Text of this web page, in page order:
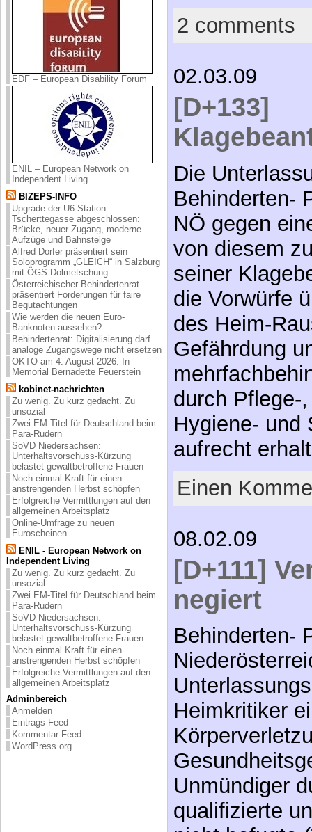
EDF – European Disability Forum
ENIL – European Network on
Independent Living
BIZEPS-INFO
Upgrade der U6-Station
Tscherttegasse abgeschlossen:
Brücke, neuer Zugang, moderne
Aufzüge und Bahnsteige
Alfred Dorfer präsentiert sein
Soloprogramm „GLEICH“ in Salzburg
mit ÖGS-Dolmetschung
Österreichischer Behindertenrat
präsentiert Forderungen für faire
Begutachtungen
Wie werden die neuen Euro-
Banknoten aussehen?
Behindertenrat: Digitalisierung darf
analoge Zugangswege nicht ersetzen
OKTO am 4. August 2026: In
Memorial Bernadette Feuerstein
kobinet-nachrichten
Zu wenig. Zu kurz gedacht. Zu
unsozial
Zwei EM-Titel für Deutschland beim
Para-Rudern
SoVD Niedersachsen:
Unterhaltsvorschuss-Kürzung
belastet gewaltbetroffene Frauen
Noch einmal Kraft für einen
anstrengenden Herbst schöpfen
Erfolgreiche Vermittlungen auf den
allgemeinen Arbeitsplatz
Online-Umfrage zu neuen
Euroscheinen
ENIL - European Network on
Independent Living
Zu wenig. Zu kurz gedacht. Zu
unsozial
Zwei EM-Titel für Deutschland beim
Para-Rudern
SoVD Niedersachsen:
Unterhaltsvorschuss-Kürzung
belastet gewaltbetroffene Frauen
Noch einmal Kraft für einen
anstrengenden Herbst schöpfen
Erfolgreiche Vermittlungen auf den
allgemeinen Arbeitsplatz
Adminbereich
Anmelden
Eintrags-Feed
Kommentar-Feed
WordPress.org
2 comments
02.03.09
[D+133]
Die
Behinderten-
NÖ gegen
von diesem
seiner
die Vorwürfe
des Heim-
Gefährdung
durch Pflege-
Hygiene- und
aufrecht
Einen
08.02.09
[D+111]
negiert
Behinderten-
Heimkritiker
Unmündiger
qualifizierte